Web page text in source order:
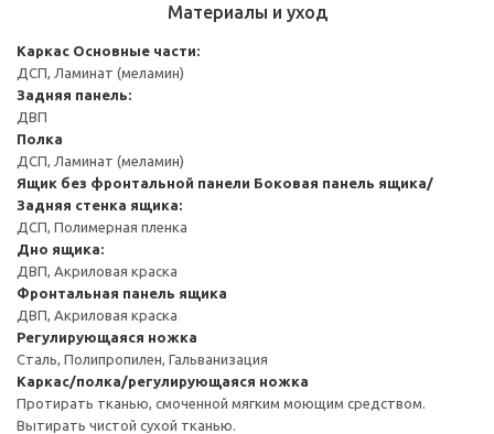
Материалы и уход
Каркас Основные части:
ДСП, Ламинат (меламин)
Задняя панель:
ДВП
Полка
ДСП, Ламинат (меламин)
Ящик без фронтальной панели Боковая панель ящика/
Задняя стенка ящика:
ДСП, Полимерная пленка
Дно ящика:
ДВП, Акриловая краска
Фронтальная панель ящика
ДВП, Акриловая краска
Регулирующаяся ножка
Сталь, Полипропилен, Гальванизация
Каркас/полка/регулирующаяся ножка
Протирать тканью, смоченной мягким моющим средством.
Вытирать чистой сухой тканью.